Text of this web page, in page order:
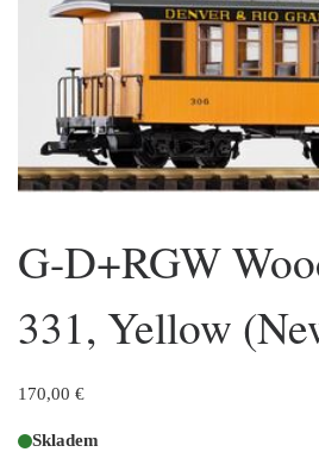
G-D+RGW
331, Yellow
170,00 €
Skladem